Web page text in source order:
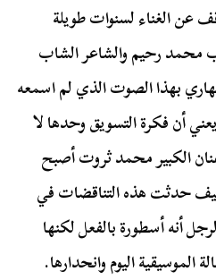
عن الغناء لسنوات طويلة
محمد رحيم والشاعر الشاب
بهذا الصوت الذي لم اسمعه
أن فكرة التسويق وحدها لا
الكبير محمد ثروت أصبح
حدثت هذه التناقضات في
أنه أسطورة بالفعل لكنها
الموسيقية اليوم وانحدارها.